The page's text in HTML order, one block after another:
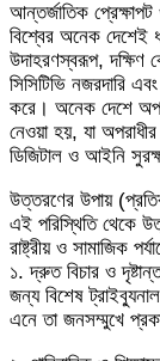
​আন্তর্জাতিক
বিশ্বের অনেক
উদাহরণস্বরূপ, দক্ষিণ
সিসিটিভি নজরদারি
করে। অনেক দেশে
নেওয়া হয়, যা
ডিজিটাল ও আইনি
​উত্তরণের উপায়
এই পরিস্থিতি থেকে
রাষ্ট্রীয় ও সামাজিক
​১. দ্রুত বিচার ও
জন্য বিশেষ
এনে তা জনসম্মুখে